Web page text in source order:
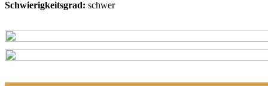
Schwierigkeitsgrad: schwer